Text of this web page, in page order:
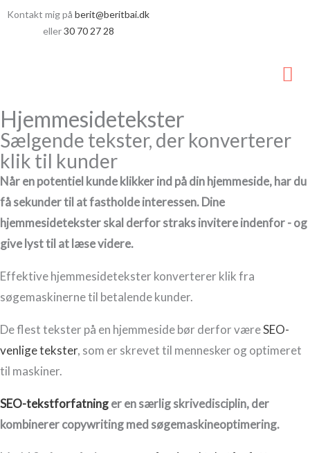
GåKontakt mig på berit@beritbai.dk
eller30 70 27 28
Hjemmesidetekster
Sælgende tekster, der konverterer
klik til kunder
Når en potentiel kunde klikker ind på din hjemmeside, har du
få sekunder til at fastholde interessen. Dine
hjemmesidetekster skal derfor straks invitere indenfor - og
give lyst til at læse videre.
Effektive hjemmesidetekster konverterer klik fra
søgemaskinerne til betalende kunder.
De flest tekster på en hjemmeside bør derfor væreSEO-
venlige tekster, som er skrevet til mennesker og optimeret
til maskiner.
SEO-tekstforfatninger en særlig skrivedisciplin, der
kombinerer copywriting med søgemaskineoptimering.